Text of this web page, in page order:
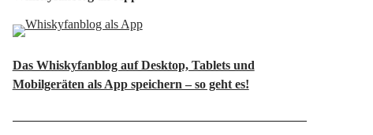
Das Whiskyfanblog auf Desktop, Tablets und
Mobilgeräten als App speichern – so geht es!